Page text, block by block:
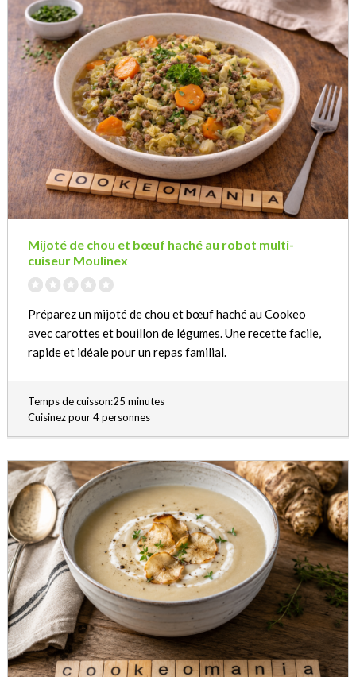
Mijoté de chou et bœuf haché au robot multi-
cuiseur Moulinex
Préparez un mijoté de chou et bœuf haché au Cookeo
avec carottes et bouillon de légumes. Une recette facile,
rapide et idéale pour un repas familial.
Temps de cuisson:25 minutes
Cuisinez pour 4 personnes